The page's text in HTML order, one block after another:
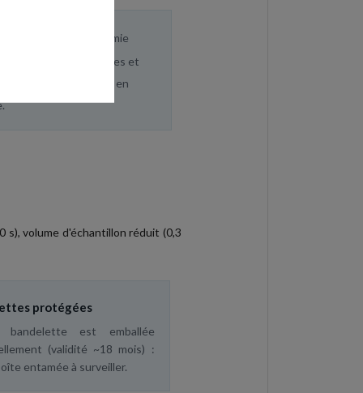
La lactatémie
au bout de 15 secondes et
automatiquement en
s), volume d'échantillon réduit (0,3
protégées
bandelette est emballée
(validité ~18 mois) :
entamée à surveiller.